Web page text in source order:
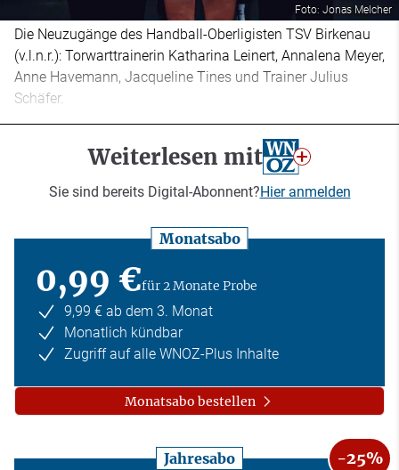
Foto: Jonas Melcher
Die Neuzugänge des Handball-Oberligisten TSV Birkenau
(v.l.n.r.): Torwarttrainerin Katharina Leinert, Annalena Meyer,
Anne Havemann, Jacqueline Tines und Trainer Julius
Schäfer.
Weiterlesen mit
Sie sind bereits Digital-Abonnent?Hier anmelden
Monatsabo
0,99 €für 2 Monate Probe
9,99 € ab dem 3. Monat
Monatlich kündbar
Zugriff auf alle WNOZ-Plus Inhalte
Monatsabo bestellen
Jahresabo -25%